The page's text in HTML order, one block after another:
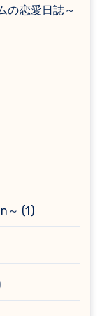
の恋愛日誌～
～ (1)